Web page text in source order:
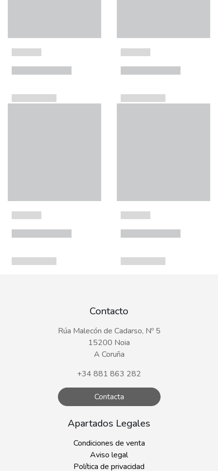
Contacto
Rúa Malecón de Cadarso, Nº 5
15200 Noia
A Coruña
+34 881 863 282
Contacta
Apartados Legales
Condiciones de venta
Aviso legal
Política de privacidad